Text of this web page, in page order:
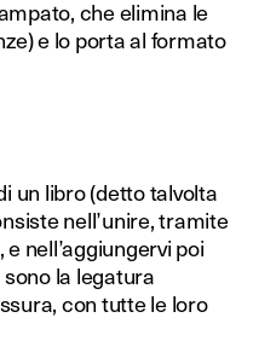
che elimina le
e lo porta al formato
un libro (detto talvolta
nell’unire, tramite
nell’aggiungervi poi
la legatura
con tutte le loro